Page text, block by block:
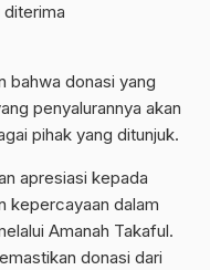
bahwa donasi yang
penyalurannya akan
pihak yang ditunjuk.
apresiasi kepada
kepercayaan dalam
Amanah Takaful.
donasi dari